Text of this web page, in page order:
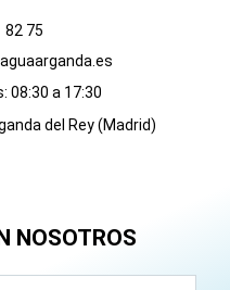
82 75
08:30 a 17:30
del Rey (Madrid)
NOSOTROS